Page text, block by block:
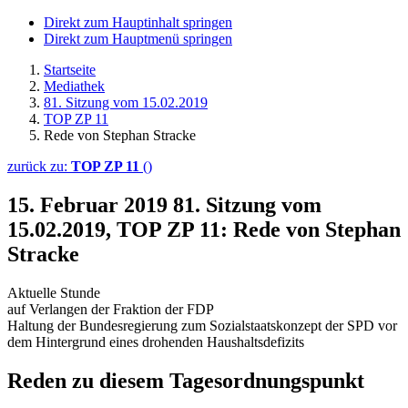
Direkt zum Hauptinhalt springen
Direkt zum Hauptmenü springen
Startseite
Mediathek
81. Sitzung vom 15.02.2019
TOP ZP 11
Rede von Stephan Stracke
zurück zu: TOP ZP 11 ()
15. Februar 2019 81. Sitzung vom
15.02.2019, TOP ZP 11: Rede von Stephan
Stracke
Aktuelle Stunde
auf Verlangen der Fraktion der FDP
Haltung der Bundesregierung zum Sozialstaatskonzept der SPD vor
dem Hintergrund eines drohenden Haushaltsdefizits
Reden zu diesem Tagesordnungspunkt